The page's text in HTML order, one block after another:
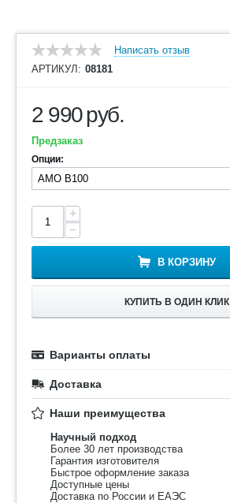
Написать отзыв
АРТИКУЛ: 08181
2 990руб.
Предзаказ
Опции:
+
−
В КОРЗИНУ
КУПИТЬ В ОДИН КЛИК
Варианты оплаты
Доставка
Наши преимущества
Научный подход
Более 30 лет производства
Гарантия изготовителя
Быстрое оформление заказа
Доступные цены
Доставка по России и ЕАЭС